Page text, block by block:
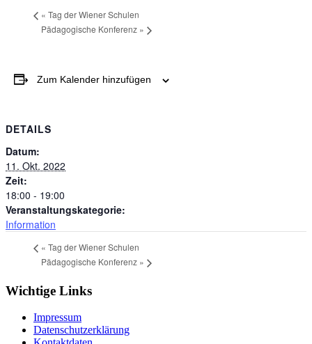
« Tag der Wiener Schulen
Pädagogische Konferenz »
Zum Kalender hinzufügen
DETAILS
Datum:
11. Okt. 2022
Zeit:
18:00 - 19:00
Veranstaltungskategorie:
Information
« Tag der Wiener Schulen
Pädagogische Konferenz »
Wichtige Links
Impressum
Datenschutzerklärung